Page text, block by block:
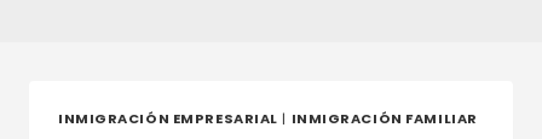
INMIGRACIÓN EMPRESARIAL | INMIGRACIÓN FAMILIAR